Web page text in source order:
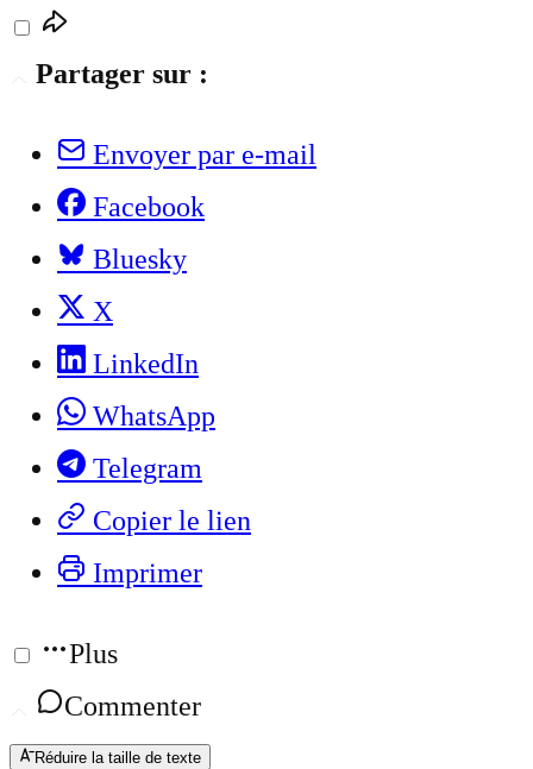
Partager sur :
Envoyer par e-mail
Facebook
Bluesky
X
LinkedIn
WhatsApp
Telegram
Copier le lien
Imprimer
Plus
Commenter
Réduire la taille de texte